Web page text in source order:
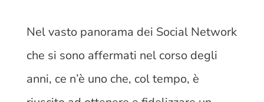
Nel vasto panorama dei Social Network
che si sono affermati nel corso degli
anni, ce n’è uno che, col tempo, è